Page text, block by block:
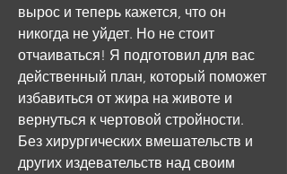
вырос и теперь кажется, что он
никогда не уйдет. Но не стоит
отчаиваться! Я подготовил для вас
действенный план, который поможет
избавиться от жира на животе и
вернуться к чертовой стройности.
Без хирургических вмешательств и
других издевательств над своим